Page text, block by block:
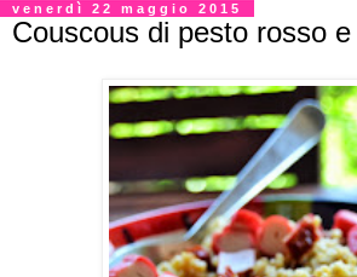
venerdì 22 maggio 2015
Couscous di pesto rosso